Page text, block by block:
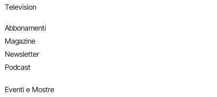
Television
Abbonamenti
Magazine
Newsletter
Podcast
Eventi e Mostre